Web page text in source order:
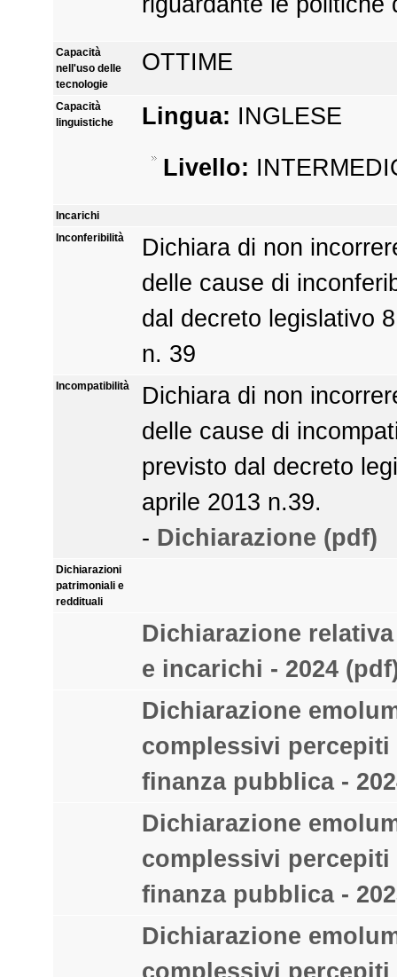
Capacità
nell'uso delle
tecnologie
OTTIME
Capacità
linguistiche
Lingua: INGLESE
Livello:
Incarichi
Inconferibilità
Dichiara di non
delle cause di
dal decreto legislativo
n. 39
Incompatibilità
Dichiara di non
delle cause di
previsto dal decreto
aprile 2013 n.39.
- Dichiarazione (pdf)
Dichiarazioni
patrimoniali e
reddituali
Dichiarazione
e incarichi - 2024
Dichiarazione
complessivi percepiti
finanza pubblica -
Dichiarazione
complessivi percepiti
finanza pubblica -
Dichiarazione
complessivi percepiti